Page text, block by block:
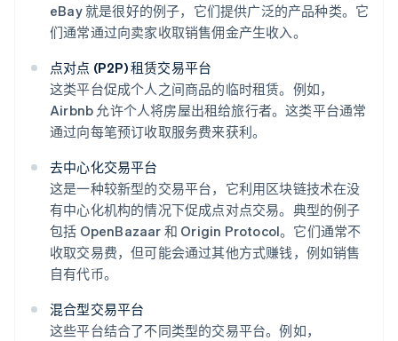
eBay 就是很好的例子，它们提供广泛的产品种类。它
们通常通过向卖家收取销售佣金产生收入。
点对点 (P2P) 租赁交易平台
这类平台促成个人之间商品的临时租赁。例如，
Airbnb 允许个人将房屋出租给旅行者。这类平台通常
通过向每笔预订收取服务费来获利。
去中心化交易平台
这是一种较新型的交易平台，它利用区块链技术在没
有中心化机构的情况下促成点对点交易。典型的例子
包括 OpenBazaar 和 Origin Protocol。它们通常不
收取交易费，但可能会通过其他方式赚钱，例如销售
自有代币。
混合型交易平台
这些平台结合了不同类型的交易平台。例如，